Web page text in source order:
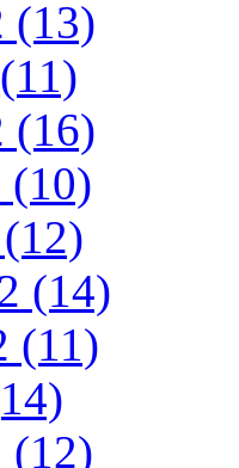
(13)
(16)
(10)
(14)
(11)
(12)